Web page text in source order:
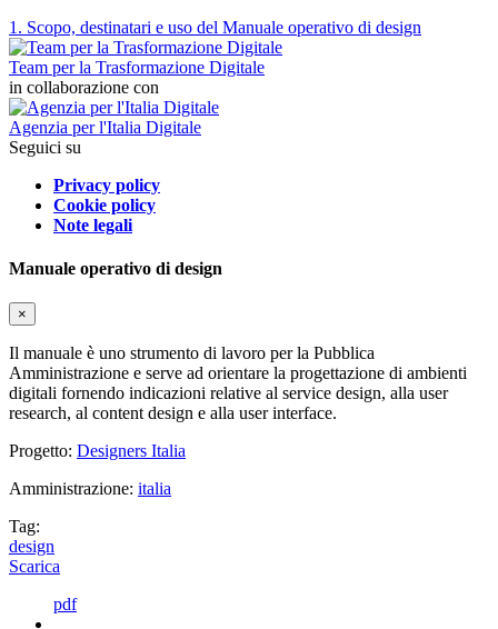
1. Scopo, destinatari e uso del Manuale operativo di design
Team per la Trasformazione Digitale
in collaborazione con
Agenzia per l'Italia Digitale
Seguici su
Privacy policy
Cookie policy
Note legali
Manuale operativo di design
×
Il manuale è uno strumento di lavoro per la Pubblica
Amministrazione e serve ad orientare la progettazione di ambienti
digitali fornendo indicazioni relative al service design, alla user
research, al content design e alla user interface.
Progetto: Designers Italia
Amministrazione: italia
Tag:
design
Scarica
pdf